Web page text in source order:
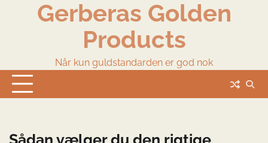
Gerberas Golden
Products
Når kun guldstandarden er god nok
Sådan vælger du den rigtige